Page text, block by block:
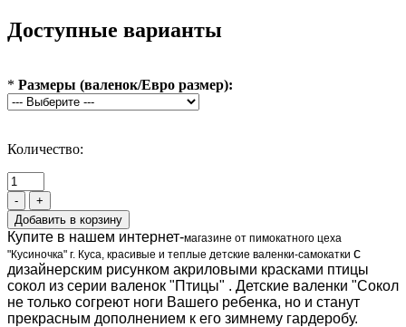
Доступные варианты
* Размеры (валенок/Евро размер):
Количество:
- +
Купите в нашем интернет-магазине от пимокатного цеха
"Кусиночка" г. Куса, красивые и теплые детские валенки-самокатки с
дизайнерским рисунком акриловыми красками птицы
сокол из серии валенок "Птицы" . Детские валенки "Сокол
не только согреют ноги Вашего ребенка, но и станут
прекрасным дополнением к его зимнему гардеробу.